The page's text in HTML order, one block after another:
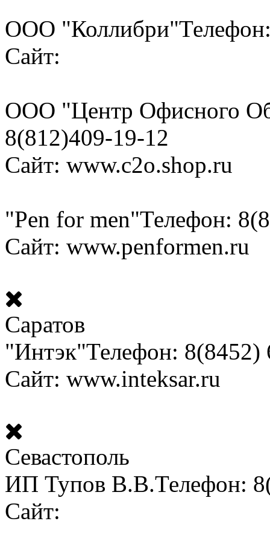
ООО "Коллибри"
Сайт:
ООО "Центр Офисного
8(812)409-19-12
Сайт: www.c2o.shop.ru
"Pen for men"Телефон:
Сайт: www.penformen.ru
Саратов
"Интэк"Телефон: 8(8452)
Сайт: www.inteksar.ru
Севастополь
ИП Тупов В.В.Телефон:
Сайт: